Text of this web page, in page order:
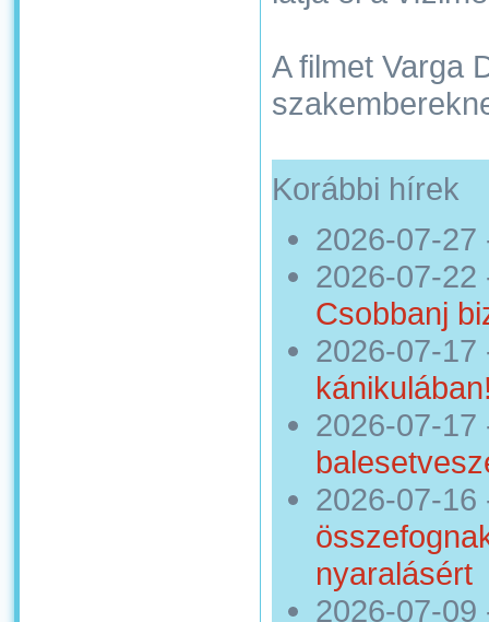
A filmet Varga
Korábbi hírek
2026-07-27
2026-07-22
Csobbanj
2026-07-17
2026-07-17
2026-07-16
nyaralásért
2026-07-09